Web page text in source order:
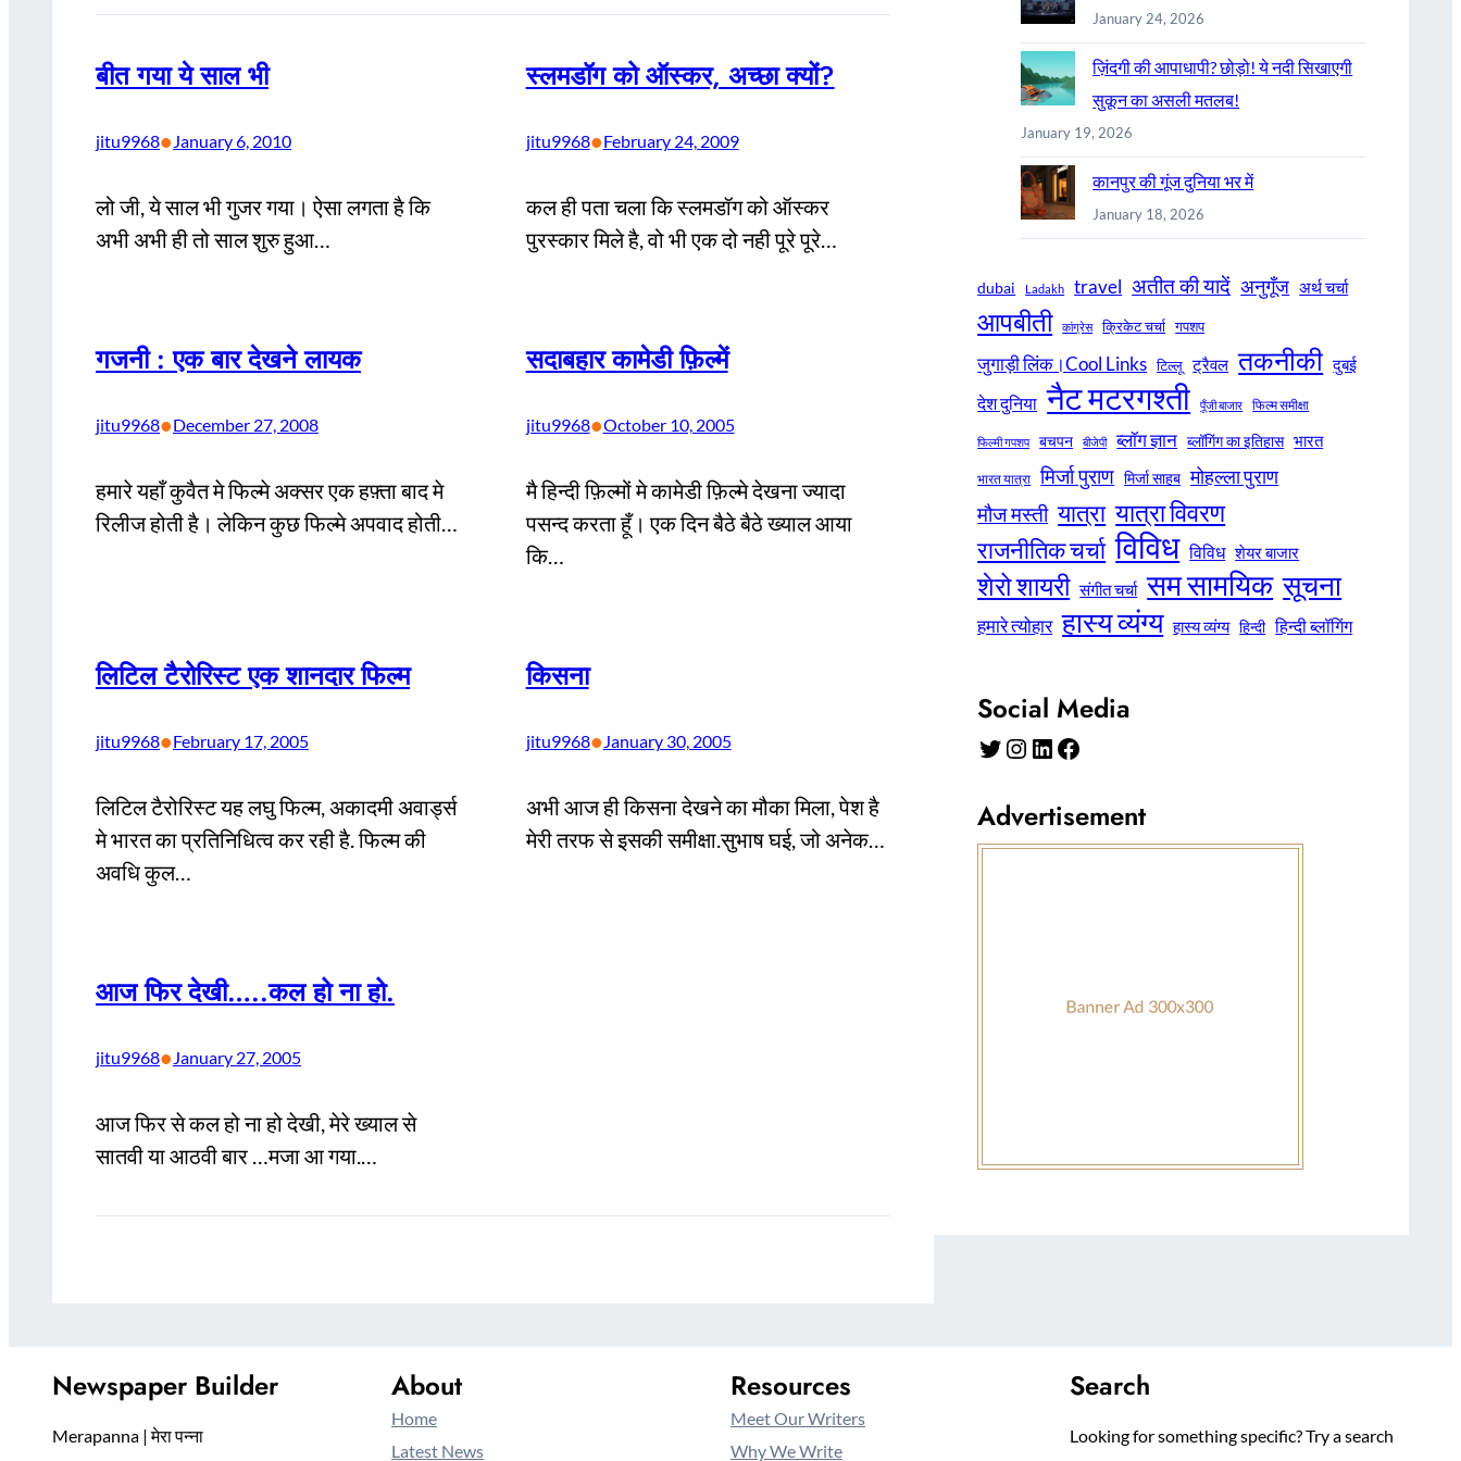
बीत गया ये साल भी
jitu9968•January 6, 2010
लो जी, ये साल भी गुजर गया। ऐसा लगता है कि
अभी अभी ही तो साल शुरु हुआ…
स्लमडॉग को ऑस्कर, अच्छा क्यों?
jitu9968•February 24, 2009
कल ही पता चला कि स्लमडॉग को ऑस्कर
पुरस्कार मिले है, वो भी एक दो नही पूरे पूरे…
गजनी : एक बार देखने लायक
jitu9968•December 27, 2008
हमारे यहाँ कुवैत मे फिल्मे अक्सर एक हफ़्ता बाद मे
रिलीज होती है। लेकिन कुछ फिल्मे अपवाद होती…
सदाबहार कामेडी फ़िल्में
jitu9968•October 10, 2005
मै हिन्दी फ़िल्मों मे कामेडी फ़िल्मे देखना ज्यादा
पसन्द करता हूँ। एक दिन बैठे बैठे ख्याल आया
कि…
लिटिल टैरोरिस्ट एक शानदार फिल्म
jitu9968•February 17, 2005
लिटिल टैरोरिस्ट यह लघु फिल्म, अकादमी अवार्ड्स
मे भारत का प्रतिनिधित्व कर रही है. फिल्म की
अवधि कुल…
किसना
jitu9968•January 30, 2005
अभी आज ही किसना देखने का मौका मिला, पेश है
मेरी तरफ से इसकी समीक्षा.सुभाष घई, जो अनेक…
आज फिर देखी…..कल हो ना हो.
jitu9968•January 27, 2005
आज फिर से कल हो ना हो देखी, मेरे ख्याल से
सातवी या आठवी बार …मजा आ गया.…
January 24, 2026
ज़िंदगी की आपाधापी? छोड़ो! ये नदी सिखाएगी
सुकून का असली मतलब!
January 19, 2026
कानपुर की गूंज दुनिया भर में
January 18, 2026
dubai Ladakh travel अतीत की यादें अनुगूँज अर्थ चर्चा
आपबीती कांग्रेस क्रिकेट चर्चा गपशप
जुगाड़ी लिंक।Cool Links टिल्लू ट्रैवल तकनीकी दुबई
देश दुनिया नैट मटरगश्ती पूँजी बाजार फिल्म समीक्षा
फिल्मी गपशप बचपन बीजेपी ब्लॉग ज्ञान ब्लॉगिंग का इतिहास भारत
भारत यात्रा मिर्जा पुराण मिर्जा साहब मोहल्ला पुराण
मौज मस्ती यात्रा यात्रा विवरण
राजनीतिक चर्चा विविध विविध शेयर बाजार
शेरो शायरी संगीत चर्चा सम सामयिक सूचना
हमारे त्योहार हास्य व्यंग्य हास्य व्यंग्य हिन्दी हिन्दी ब्लॉगिंग
Social Media
Twitter Instagram LinkedIn Facebook
Advertisement
Newspaper Builder
Merapanna | मेरा पन्ना
About
Home
Latest News
Resources
Meet Our Writers
Why We Write
Search
Looking for something specific? Try a search